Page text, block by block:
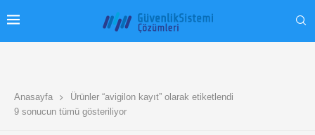
Anasayfa
Ürünler “avigilon kayıt” olarak etiketlendi
9 sonucun tümü gösteriliyor